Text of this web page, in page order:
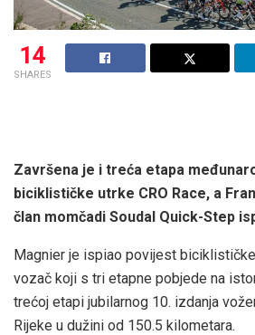
14
SHARES
Završena je i treća etapa
biciklističke utrke CRO Race, a
član momčadi Soudal Quick-Step
Magnier je ispiao povijest
vozač koji s tri etapne pobjede na
trećoj etapi jubilarnog 10. izdanja
Rijeke u dužini od 150.5 kilometara.